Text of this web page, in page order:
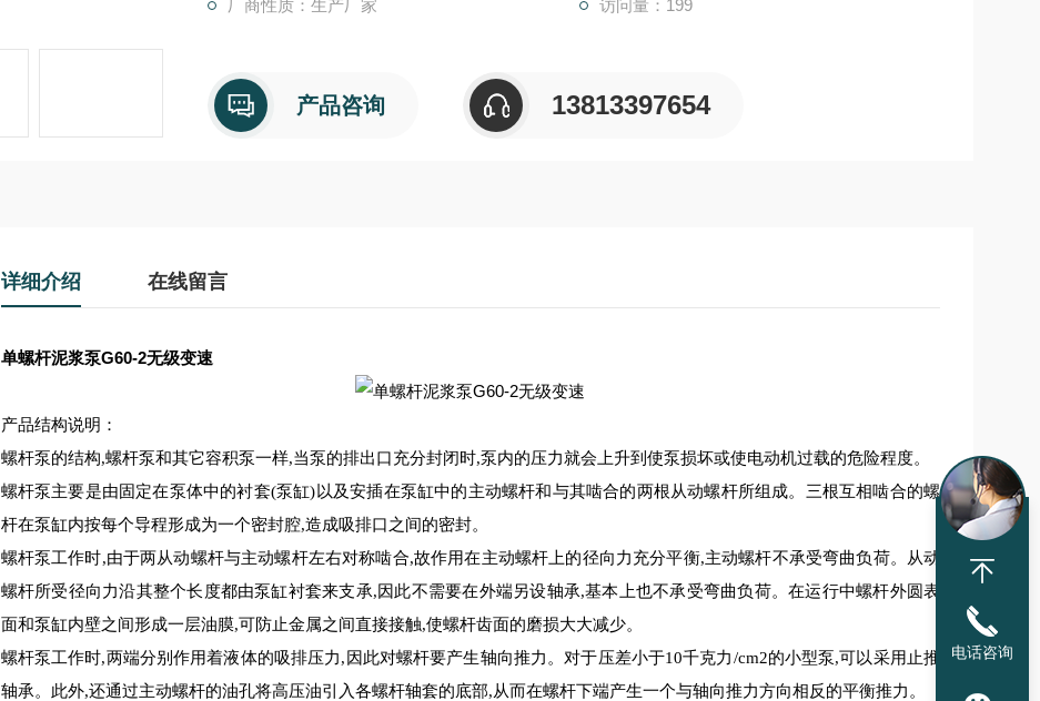
厂商性质：生产厂家 访问量：199
产品咨询 13813397654
详细介绍 在线留言
单螺杆泥浆泵G60-2无级变速
产品结构说明：
螺杆泵的结构,螺杆泵和其它容积泵一样,当泵的排出口充分封闭时,泵内的压力就会上升到使泵损坏或使电动机过载的危险程度。
螺杆泵主要是由固定在泵体中的衬套(泵缸)以及安插在泵缸中的主动螺杆和与其啮合的两根从动螺杆所组成。三根互相啮合的螺
杆在泵缸内按每个导程形成为一个密封腔,造成吸排口之间的密封。
螺杆泵工作时,由于两从动螺杆与主动螺杆左右对称啮合,故作用在主动螺杆上的径向力充分平衡,主动螺杆不承受弯曲负荷。从动
螺杆所受径向力沿其整个长度都由泵缸衬套来支承,因此不需要在外端另设轴承,基本上也不承受弯曲负荷。在运行中螺杆外圆表
面和泵缸内壁之间形成一层油膜,可防止金属之间直接接触,使螺杆齿面的磨损大大减少。
螺杆泵工作时,两端分别作用着液体的吸排压力,因此对螺杆要产生轴向推力。对于压差小于10千克力/cm2的小型泵,可以采用止推
轴承。此外,还通过主动螺杆的油孔将高压油引入各螺杆轴套的底部,从而在螺杆下端产生一个与轴向推力方向相反的平衡推力。
电话咨询